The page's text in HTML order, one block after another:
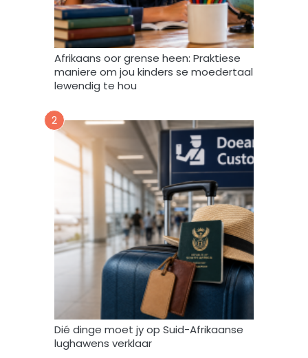
t
e
m
e
k
d
a
a
t
n
d
a
t
i
F
o
Afrikaans oor grense heen: Praktiese
maniere om jou kinders se moedertaal
lewendig te hou
2
Dié dinge moet jy op Suid-Afrikaanse
lughawens verklaar